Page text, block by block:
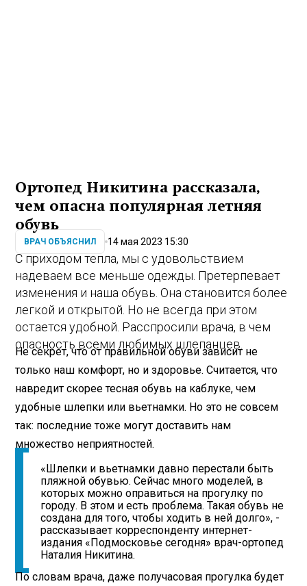
Ортопед Никитина рассказала,
чем опасна популярная летняя
обувь
ВРАЧ ОБЪЯСНИЛ 14 мая 2023 15:30
С приходом тепла, мы с удовольствием
надеваем все меньше одежды. Претерпевает
изменения и наша обувь. Она становится более
легкой и открытой. Но не всегда при этом
остается удобной. Расспросили врача, в чем
опасность всеми любимых шлепанцев.
Не секрет, что от правильной обуви зависит не
только наш комфорт, но и здоровье. Считается, что
навредит скорее тесная обувь на каблуке, чем
удобные шлепки или вьетнамки. Но это не совсем
так: последние тоже могут доставить нам
множество неприятностей.
«Шлепки и вьетнамки давно перестали быть
пляжной обувью. Сейчас много моделей, в
которых можно оправиться на прогулку по
городу. В этом и есть проблема. Такая обувь не
создана для того, чтобы ходить в ней долго», -
рассказывает корреспонденту интернет-
издания «Подмосковье сегодня» врач-ортопед
Наталия Никитина.
По словам врача, даже получасовая прогулка будет